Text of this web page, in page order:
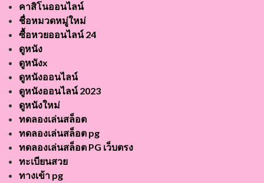
คาสิโนออนไลน์
ชื่อหมวดหมู่ใหม่
ซื้อหวยออนไลน์ 24
ดูหนัง
ดูหนังx
ดูหนังออนไลน์
ดูหนังออนไลน์ 2023
ดูหนังใหม่
ทดลองเล่นสล็อต
ทดลองเล่นสล็อต pg
ทดลองเล่นสล็อต PG เว็บตรง
ทะเบียนสวย
ทางเข้า pg